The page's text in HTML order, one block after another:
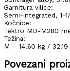
Garnitura vilice:
Semi-integrated, 1-
Kočnice:
Tektro MD-M280
Težina:
M – 14.60 kg / 32.19
Povezani